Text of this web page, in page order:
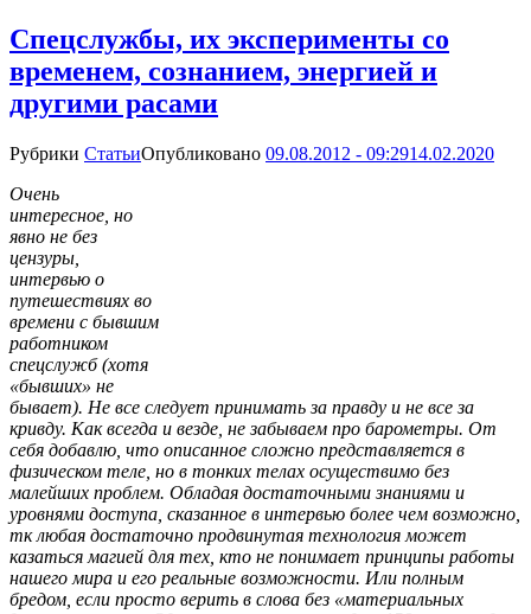
Спецслужбы, их эксперименты со
временем, сознанием, энергией и
другими расами
Рубрики СтатьиОпубликовано 09.08.2012 - 09:2914.02.2020
Очень
интересное, но
явно не без
цензуры,
интервью о
путешествиях во
времени с бывшим
работником
спецслужб (хотя
«бывших» не
бывает). Не все следует принимать за правду и не все за
кривду. Как всегда и везде, не забываем про барометры. От
себя добавлю, что описанное сложно представляется в
физическом теле, но в тонких телах осуществимо без
малейших проблем. Обладая достаточными знаниями и
уровнями доступа, сказанное в интервью более чем возможно,
тк любая достаточно продвинутая технология может
казаться магией для тех, кто не понимает принципы работы
нашего мира и его реальные возможности. Или полным
бредом, если просто верить в слова без «материальных